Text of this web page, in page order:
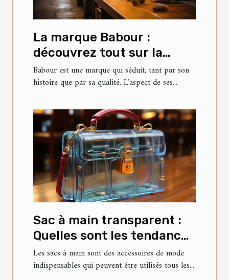
La marque Babour :
découvrez tout sur la
veste Bedale
Babour est une marque qui séduit, tant par son
histoire que par sa qualité. L’aspect de ses...
Sac à main transparent :
Quelles sont les tendances
actuelles et ce qu'il faut
savoir à ce sujet ?
Les sacs à main sont des accessoires de mode
indispensables qui peuvent être utilisés tous les...